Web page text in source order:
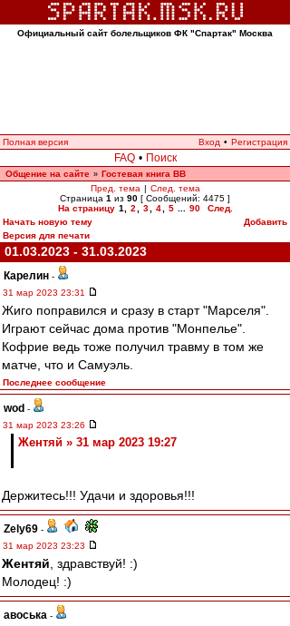
Официальный сайт болельщиков ФК "Спартак" Москва
Полная версия Вход • Регистрация
FAQ • Поиск
Общение на сайте » Гостевая книга ВВ
Пред. тема | След. тема
Страница 1 из 90 [ Сообщений: 4475 ]
На страницу 1 2 3 4 5 90
След.
Начать новую тему
Добавить
Версия для печати
01.03.2023 - 31.03.2023
Карелин -
31 мар 2023 23:31
Жиго поправился и сразу в старт "Марселя".
Играют сейчас дома против "Монпелье".
Кофрие ведь тоже получил травму в том же
матче, что и Самуэль.
Последнее сообщение
wod -
31 мар 2023 23:26
Жентяй » 31 мар 2023 19:27
Держитесь!!! Удачи и здоровья!!!
Zely69 -
31 мар 2023 23:23
Жентяй , здравствуй! :)
Молодец! :)
авоська -